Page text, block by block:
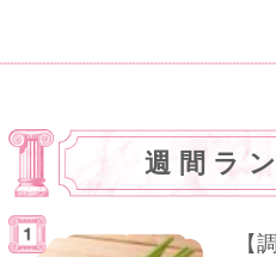
週間ラ
【